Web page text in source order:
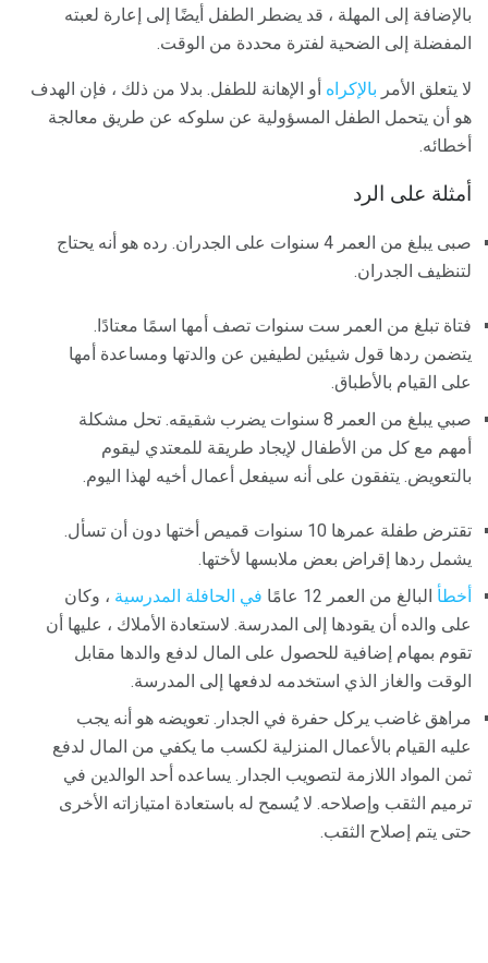
بالإضافة إلى المهلة ، قد يضطر الطفل أيضًا إلى إعارة لعبته
المفضلة إلى الضحية لفترة محددة من الوقت.
لا يتعلق الأمر بالإكراه أو الإهانة للطفل. بدلا من ذلك ، فإن الهدف
هو أن يتحمل الطفل المسؤولية عن سلوكه عن طريق معالجة
أخطائه.
أمثلة على الرد
صبى يبلغ من العمر 4 سنوات على الجدران. رده هو أنه يحتاج
لتنظيف الجدران.
فتاة تبلغ من العمر ست سنوات تصف أمها اسمًا معتادًا.
يتضمن ردها قول شيئين لطيفين عن والدتها ومساعدة أمها
على القيام بالأطباق.
صبي يبلغ من العمر 8 سنوات يضرب شقيقه. تحل مشكلة
أمهم مع كل من الأطفال لإيجاد طريقة للمعتدي ليقوم
بالتعويض. يتفقون على أنه سيفعل أعمال أخيه لهذا اليوم.
تقترض طفلة عمرها 10 سنوات قميص أختها دون أن تسأل.
يشمل ردها إقراض بعض ملابسها لأختها.
أخطأ البالغ من العمر 12 عامًا في الحافلة المدرسية ، وكان
على والده أن يقودها إلى المدرسة. لاستعادة الأملاك ، عليها أن
تقوم بمهام إضافية للحصول على المال لدفع والدها مقابل
الوقت والغاز الذي استخدمه لدفعها إلى المدرسة.
مراهق غاضب يركل حفرة في الجدار. تعويضه هو أنه يجب
عليه القيام بالأعمال المنزلية لكسب ما يكفي من المال لدفع
ثمن المواد اللازمة لتصويب الجدار. يساعده أحد الوالدين في
ترميم الثقب وإصلاحه. لا يُسمح له باستعادة امتيازاته الأخرى
حتى يتم إصلاح الثقب.